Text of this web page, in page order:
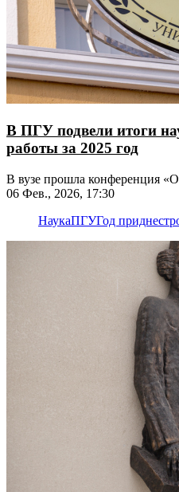
В ПГУ подвели итоги
работы за 2025 год
В вузе прошла конференция
06 Фев., 2026, 17:30
НаукаПГУГод